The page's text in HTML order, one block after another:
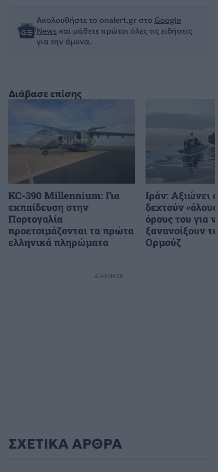
Διάβασε επίσης
KC-390 Millennium: Για
εκπαίδευση στην
Πορτογαλία
προετοιμάζονται τα πρώτα
ελληνικά πληρώματα
Ιράν: Αξιώνει
δεχτούν
όρους του για
ξανανοίξουν
Ορμούζ
Ακολουθήστε το onalert.gr στο Google
News και μάθετε πρώτοι όλες τις ειδήσεις
για την άμυνα.
ΔΙΑΦΗΜΙΣΗ
ΣΧΕΤΙΚΑ ΑΡΘΡΑ